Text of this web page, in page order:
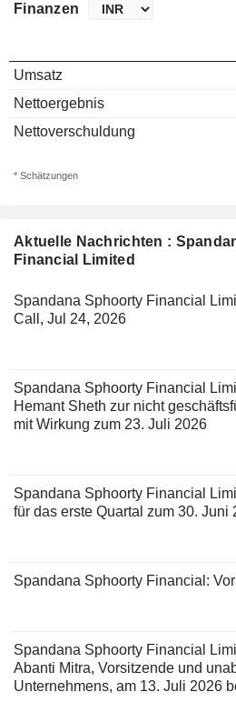
Aktuelle Nachrichten :
Financial Limited
Spandana Sphoorty Financial
Call, Jul 24, 2026
Spandana Sphoorty Financial
Hemant Sheth zur nicht
mit Wirkung zum 23. Juli 2026
Spandana Sphoorty Financial
für das erste Quartal zum 30. Juni
Spandana Sphoorty Financial:
Spandana Sphoorty Financial
Abanti Mitra, Vorsitzende und
Unternehmens, am 13. Juli 2026
Finanzen
Umsatz
Nettoergebnis
Nettoverschuldung
* Schätzungen